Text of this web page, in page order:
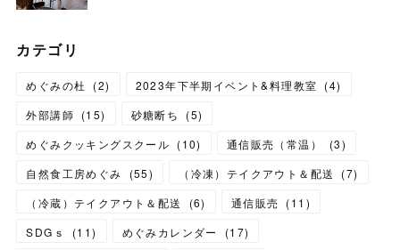
カテゴリ
めぐみの杜 (2) 2023年下半期イベント&料理教室 (4)
外部講師 (15) 砂糖断ち (5)
めぐみクッキングスクール (10) 通信販売（常温） (3)
自然食工房めぐみ
(55) （冷凍）テイクアウト＆配送 (7)
（冷蔵）テイクアウト＆配送
(6) 通信販売 (11 )
SDGｓ
(11) めぐみカレンダー (17)